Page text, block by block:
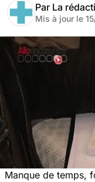
Par La
Mis à jour le
Manque de temps,